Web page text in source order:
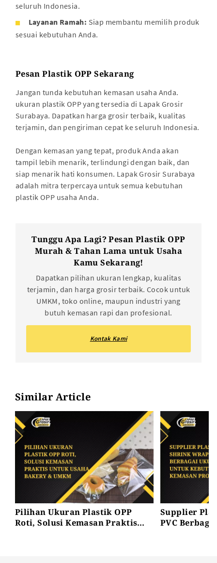
seluruh Indonesia.
Layanan Ramah: Siap membantu memilih produk
sesuai kebutuhan Anda.
Pesan Plastik OPP Sekarang
Jangan tunda kebutuhan kemasan usaha Anda.
ukuran plastik OPP yang tersedia di Lapak Grosir
Surabaya. Dapatkan harga grosir terbaik, kualitas
terjamin, dan pengiriman cepat ke seluruh Indonesia.
Dengan kemasan yang tepat, produk Anda akan
tampil lebih menarik, terlindungi dengan baik, dan
siap menarik hati konsumen. Lapak Grosir Surabaya
adalah mitra terpercaya untuk semua kebutuhan
plastik OPP usaha Anda.
Tunggu Apa Lagi? Pesan Plastik OPP
Murah & Tahan Lama untuk Usaha
Kamu Sekarang!
Dapatkan pilihan ukuran lengkap, kualitas
terjamin, dan harga grosir terbaik. Cocok untuk
UMKM, toko online, maupun industri yang
butuh kemasan rapi dan profesional.
Kontak Kami
Similar Article
Pilihan Ukuran Plastik OPP
Roti, Solusi Kemasan Praktis
Supplier
PVC